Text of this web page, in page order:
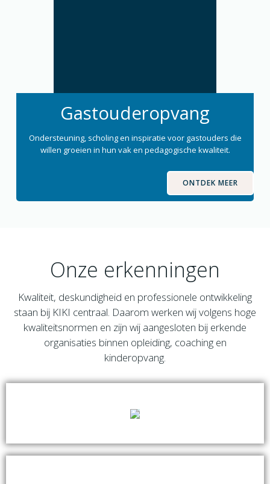
Gastouderopvang
Ondersteuning, scholing en inspiratie voor gastouders die
willen groeien in hun vak en pedagogische kwaliteit.
ONTDEK MEER
Onze erkenningen
Kwaliteit, deskundigheid en professionele ontwikkeling
staan bij KIKI centraal. Daarom werken wij volgens hoge
kwaliteitsnormen en zijn wij aangesloten bij erkende
organisaties binnen opleiding, coaching en
kinderopvang.